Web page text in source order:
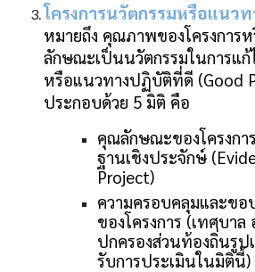
โครงการนวัตกรรมหรือแนว
หมายถึง คุณภาพของโครงการ
ลักษณะเป็นนวัตกรรมในการแ
หรือแนวทางปฏิบัติที่ดี (Good
ประกอบด้วย 5 มิติ คือ
คุณลักษณะของโครงก
ฐานเชิงประจักษ์
Project)
ความครอบคลุมและขอ
ของโครงการ (เทศบา
ปกครองส่วนท้องถิ่นรู
รับการประเมินในมิตินี้)